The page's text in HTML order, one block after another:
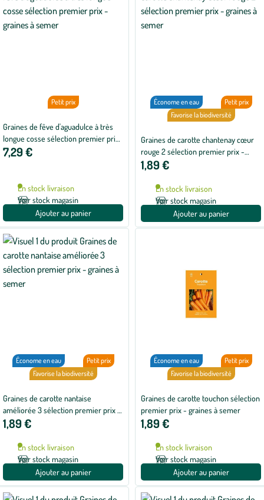
Petit prix
Graines de fêve d'aguadulce à très
longue cosse sélection premier prix
- graines à semer
7,29 €
En stock livraison
Voir stock magasin
Ajouter au panier
Économe en eau
Petit prix
Favorise la biodiversité
Graines de carotte chantenay cœur
rouge 2 sélection premier prix -
graines à semer
1,89 €
En stock livraison
Voir stock magasin
Ajouter au panier
Économe en eau
Petit prix
Favorise la biodiversité
Graines de carotte nantaise
améliorée 3 sélection premier prix -
graines à semer
1,89 €
En stock livraison
Voir stock magasin
Ajouter au panier
Économe en eau
Petit prix
Favorise la biodiversité
Graines de carotte touchon sélection
premier prix - graines à semer
1,89 €
En stock livraison
Voir stock magasin
Ajouter au panier